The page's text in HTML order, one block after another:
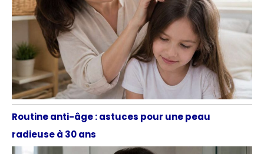
Routine anti-âge : astuces pour une peau
radieuse à 30 ans